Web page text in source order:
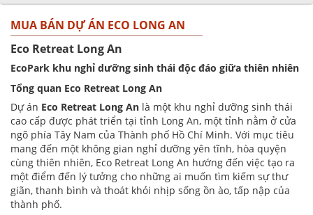
MUA BÁN DỰ ÁN ECO LONG AN
Eco Retreat Long An
EcoPark khu nghỉ dưỡng sinh thái độc đáo giữa thiên nhiên
Tổng quan Eco Retreat Long An
Dự án Eco Retreat Long An là một khu nghỉ dưỡng sinh thái
cao cấp được phát triển tại tỉnh Long An, một tỉnh nằm ở cửa
ngõ phía Tây Nam của Thành phố Hồ Chí Minh. Với mục tiêu
mang đến một không gian nghỉ dưỡng yên tĩnh, hòa quyện
cùng thiên nhiên, Eco Retreat Long An hướng đến việc tạo ra
một điểm đến lý tưởng cho những ai muốn tìm kiếm sự thư
giãn, thanh bình và thoát khỏi nhịp sống ồn ào, tấp nập của
thành phố.